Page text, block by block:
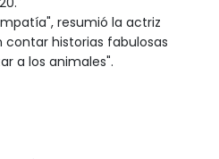
resumió la actriz
contar historias fabulosas
a los animales".